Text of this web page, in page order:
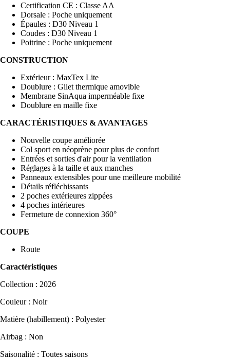
Certification CE : Classe AA
Dorsale : Poche uniquement
Épaules : D30 Niveau 1
Coudes : D30 Niveau 1
Poitrine : Poche uniquement
CONSTRUCTION
Extérieur : MaxTex Lite
Doublure : Gilet thermique amovible
Membrane SinAqua imperméable fixe
Doublure en maille fixe
CARACTÉRISTIQUES & AVANTAGES
Nouvelle coupe améliorée
Col sport en néoprène pour plus de confort
Entrées et sorties d'air pour la ventilation
Réglages à la taille et aux manches
Panneaux extensibles pour une meilleure mobilité
Détails réfléchissants
2 poches extérieures zippées
4 poches intérieures
Fermeture de connexion 360°
COUPE
Route
Caractéristiques
Collection : 2026
Couleur : Noir
Matière (habillement) : Polyester
Airbag : Non
Saisonalité : Toutes saisons